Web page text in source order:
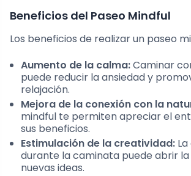
Beneficios del Paseo Mindful
Los beneficios de realizar un paseo
Aumento de la calma:Caminar
puede reducir la ansiedad y
relajación.
Mejora de la conexión con la
mindful te permiten apreciar el
sus beneficios.
Estimulación de la creatividad:
durante la caminata puede abrir
nuevas ideas.